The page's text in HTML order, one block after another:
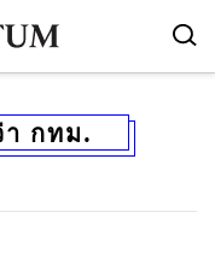
า กทม.